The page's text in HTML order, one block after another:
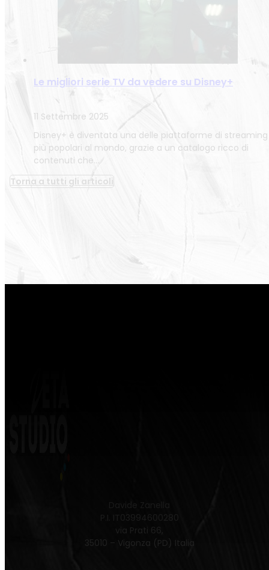
Le migliori serie TV da vedere su Disney+
11 Settembre 2025
Disney+ è diventata una delle piattaforme di streaming
più popolari al mondo, grazie a un catalogo ricco di
contenuti che…
Torna a tutti gli articoli
P.I. IT03994600280
via Prati 66,
35010 – Vigonza (PD) Italia